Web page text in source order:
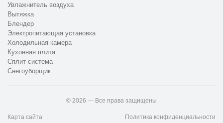
Увлажнитель воздуха
Вытяжка
Блендер
Электропитающая установка
Холодильная камера
Кухонная плита
Сплит-система
Снегоуборщик
© 2026 — Все права защищены
Карта сайта Политика конфиденциальности